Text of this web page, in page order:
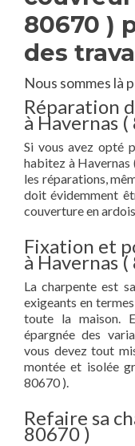
80670 )
des
Nous sommes là
Réparation
à Havernas
Si vous avez opté
habitez à Havernas
les réparations,
doit évidemment
couverture en
Fixation et
à Havernas
La charpente est
exigeants en
toute la maison.
épargnée des
vous devez tout
montée et isolée
80670 ).
Refaire sa
80670 )